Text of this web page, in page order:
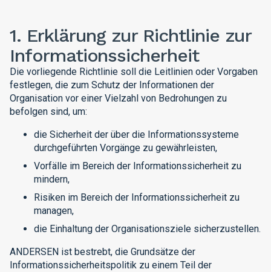
1. Erklärung zur Richtlinie zur
Informationssicherheit
Die vorliegende Richtlinie soll die Leitlinien oder Vorgaben
festlegen, die zum Schutz der Informationen der
Organisation vor einer Vielzahl von Bedrohungen zu
befolgen sind, um:
die Sicherheit der über die Informationssysteme
durchgeführten Vorgänge zu gewährleisten,
Vorfälle im Bereich der Informationssicherheit zu
mindern,
Risiken im Bereich der Informationssicherheit zu
managen,
die Einhaltung der Organisationsziele sicherzustellen.
ANDERSEN ist bestrebt, die Grundsätze der
Informationssicherheitspolitik zu einem Teil der